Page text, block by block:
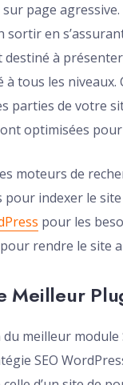
page
sortir en
destiné à
tous les niveaux.
parties de votre
optimisées
moteurs de
indexer le
pour les
pour rendre le site
Meilleur
du meilleur
SEO